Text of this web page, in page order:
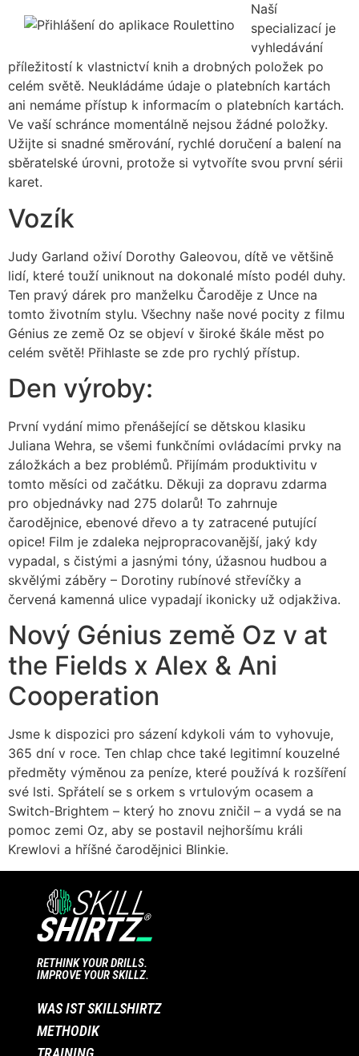
Naší
specializací je
vyhledávání
příležitostí k vlastnictví knih a drobných položek po
celém světě. Neukládáme údaje o platebních kartách
ani nemáme přístup k informacím o platebních kartách.
Ve vaší schránce momentálně nejsou žádné položky.
Užijte si snadné směrování, rychlé doručení a balení na
sběratelské úrovni, protože si vytvoříte svou první sérii
karet.
Vozík
Judy Garland oživí Dorothy Galeovou, dítě ve většině
lidí, které touží uniknout na dokonalé místo podél duhy.
Ten pravý dárek pro manželku Čaroděje z Unce na
tomto životním stylu. Všechny naše nové pocity z filmu
Génius ze země Oz se objeví v široké škále měst po
celém světě! Přihlaste se zde pro rychlý přístup.
Den výroby:
První vydání mimo přenášející se dětskou klasiku
Juliana Wehra, se všemi funkčními ovládacími prvky na
záložkách a bez problémů. Přijímám produktivitu v
tomto měsíci od začátku. Děkuji za dopravu zdarma
pro objednávky nad 275 dolarů! To zahrnuje
čarodějnice, ebenové dřevo a ty zatracené putující
opice! Film je zdaleka nejpropracovanější, jaký kdy
vypadal, s čistými a jasnými tóny, úžasnou hudbou a
skvělými záběry – Dorotiny rubínové střevíčky a
červená kamenná ulice vypadají ikonicky už odjakživa.
Nový Génius země Oz v at
the Fields x Alex & Ani
Cooperation
Jsme k dispozici pro sázení kdykoli vám to vyhovuje,
365 dní v roce. Ten chlap chce také legitimní kouzelné
předměty výměnou za peníze, které používá k rozšíření
své lsti. Spřátelí se s orkem s vrtulovým ocasem a
Switch-Brightem – který ho znovu zničil – a vydá se na
pomoc zemi Oz, aby se postavil nejhoršímu králi
Krewlovi a hříšné čarodějnici Blinkie.
RETHINK YOUR DRILLS.
IMPROVE YOUR SKILLZ.
WAS IST SKILLSHIRTZ
METHODIK